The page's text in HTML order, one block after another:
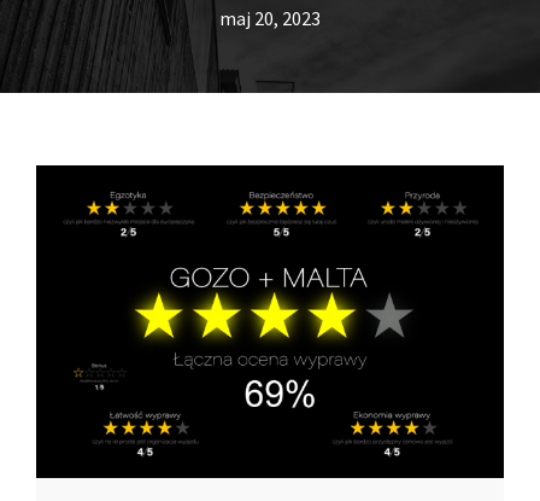
maj 20, 2023